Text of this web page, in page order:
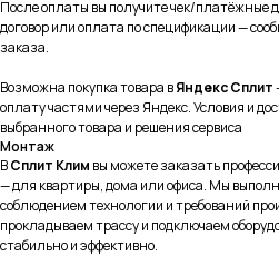
После оплаты вы получите чек/платёжные
договор или оплата по спецификации —
заказа.
Возможна покупка товара вЯндекс Сплит
оплату частями через Яндекс. Условия и
выбранного товара и решения сервиса
Монтаж
ВСплит Клим вы можете заказать
— для квартиры, дома или офиса. Мы
соблюдением технологии и требований
прокладываем трассу и подключаем
стабильно и эффективно.
Принимаем к оплате
Покупателям Услуги
Услуги
Доставка и оплата
Частые вопросы
Наши работы
Ремонт сплит-
кондиционеров